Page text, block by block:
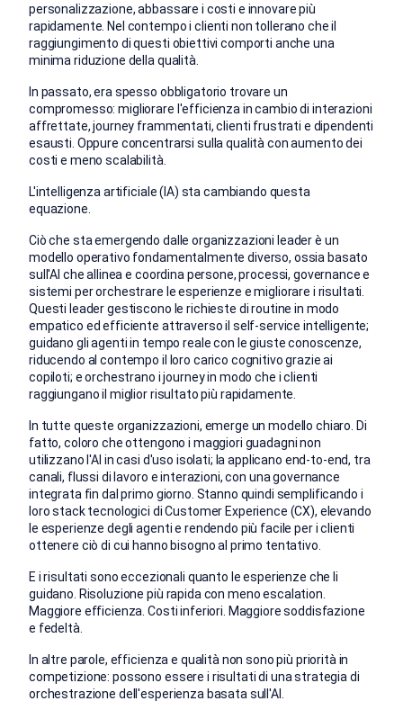
personalizzazione, abbassare i costi e innovare più
rapidamente. Nel contempo i clienti non tollerano che il
raggiungimento di questi obiettivi comporti anche una
minima riduzione della qualità.
In passato, era spesso obbligatorio trovare un
compromesso: migliorare l'efficienza in cambio di interazioni
affrettate, journey frammentati, clienti frustrati e dipendenti
esausti. Oppure concentrarsi sulla qualità con aumento dei
costi e meno scalabilità.
L'intelligenza artificiale (IA) sta cambiando questa
equazione.
Ciò che sta emergendo dalle organizzazioni leader è un
modello operativo fondamentalmente diverso, ossia basato
sull'AI che allinea e coordina persone, processi, governance e
sistemi per orchestrare le esperienze e migliorare i risultati.
Questi leader gestiscono le richieste di routine in modo
empatico ed efficiente attraverso il self-service intelligente;
guidano gli agenti in tempo reale con le giuste conoscenze,
riducendo al contempo il loro carico cognitivo grazie ai
copiloti; e orchestrano i journey in modo che i clienti
raggiungano il miglior risultato più rapidamente.
In tutte queste organizzazioni, emerge un modello chiaro. Di
fatto, coloro che ottengono i maggiori guadagni non
utilizzano l'AI in casi d'uso isolati; la applicano end-to-end, tra
canali, flussi di lavoro e interazioni, con una governance
integrata fin dal primo giorno. Stanno quindi semplificando i
loro stack tecnologici di Customer Experience (CX), elevando
le esperienze degli agenti e rendendo più facile per i clienti
ottenere ciò di cui hanno bisogno al primo tentativo.
E i risultati sono eccezionali quanto le esperienze che li
guidano. Risoluzione più rapida con meno escalation.
Maggiore efficienza. Costi inferiori. Maggiore soddisfazione
e fedeltà.
In altre parole, efficienza e qualità non sono più priorità in
competizione: possono essere i risultati di una strategia di
orchestrazione dell'esperienza basata sull'AI.